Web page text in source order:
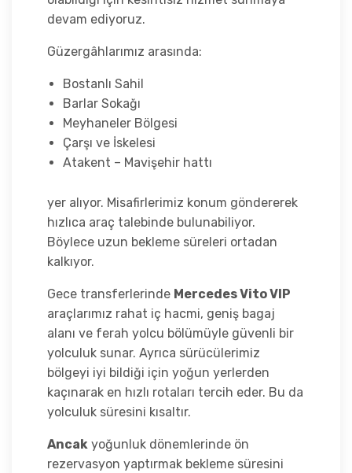
devam ediyoruz.
Güzergâhlarımız arasında:
Bostanlı Sahil
Barlar Sokağı
Meyhaneler Bölgesi
Çarşı ve İskelesi
Atakent – Mavişehir hattı
yer alıyor. Misafirlerimiz konum göndererek
hızlıca araç talebinde bulunabiliyor.
Böylece uzun bekleme süreleri ortadan
kalkıyor.
Gece transferlerinde Mercedes Vito VIP
araçlarımız rahat iç hacmi, geniş bagaj
alanı ve ferah yolcu bölümüyle güvenli bir
yolculuk sunar. Ayrıca sürücülerimiz
bölgeyi iyi bildiği için yoğun yerlerden
kaçınarak en hızlı rotaları tercih eder. Bu da
yolculuk süresini kısaltır.
Ancak yoğunluk dönemlerinde ön
rezervasyon yaptırmak bekleme süresini